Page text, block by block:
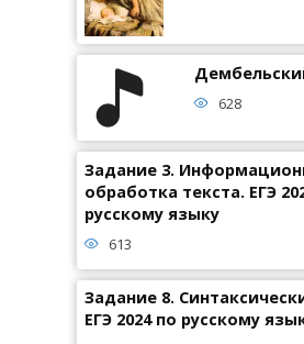
628
Задание 3.
обработка текста. ЕГЭ
русскому языку
613
Задание 8.
ЕГЭ 2024 по русскому